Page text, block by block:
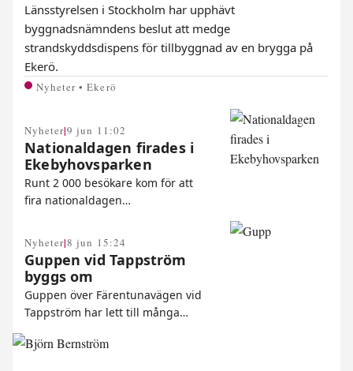
Länsstyrelsen i Stockholm har upphävt
byggnadsnämndens beslut att medge
strandskyddsdispens för tillbyggnad av en brygga på
Ekerö.
Nyheter • Ekerö
Nyheter|9 jun 11:02
Nationaldagen firades i
Ekebyhovsparken
Runt 2 000 besökare kom för att
fira nationaldagen…
Nyheter|8 jun 15:24
Guppen vid Tappström
byggs om
Guppen över Färentunavägen vid
Tappström har lett till många…